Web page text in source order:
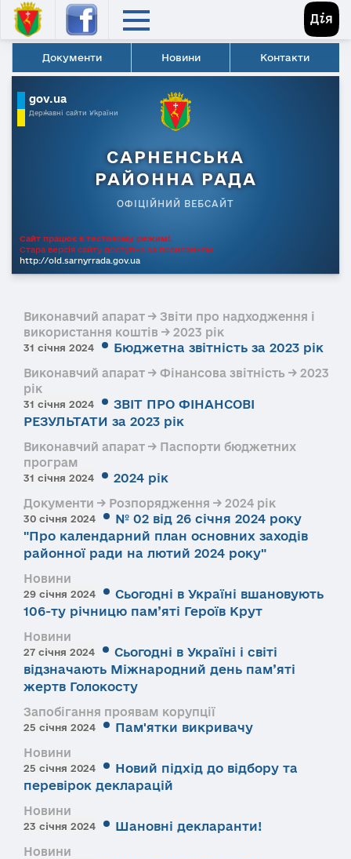
Документи Новини Контакти
gov.ua
Державні сайти України
САРНЕНСЬКА
РАЙОННА РАДА
ОФІЦІЙНИЙ ВЕБСАЙТ
Сайт працює в тестовому режимі.
Стара версія сайту доступна за посиланням
http://old.sarnyrrada.gov.ua
Виконавчий апарат → Звіти про надходження і
використання коштів → 2023 рік
31 січня 2024 Бюджетна звітність за 2023 рік
Виконавчий апарат → Фінансова звітність → 2023
рік
31 січня 2024
ЗВІТ ПРО ФІНАНСОВІ
РЕЗУЛЬТАТИ за 2023 рік
Виконавчий апарат → Паспорти бюджетних
програм
31 січня 2024 2024 рік
Документи → Розпорядження → 2024 рік
30 січня 2024
№ 02 від 26 січня 2024 року
"Про календарний план основних заходів
районної ради на лютий 2024 року"
Новини
29 січня 2024
Сьогодні в Україні вшановують
106-ту річницю пам’яті Героїв Крут
Новини
27 січня 2024
Сьогодні в Україні і світі
відзначають Міжнародний день пам’яті
жертв Голокосту
Запобігання проявам корупції
25 січня 2024 Пам'ятки викривачу
Новини
25 січня 2024
Новий підхід до відбору та
перевірок декларацій
Новини
23 січня 2024 Шановні декларанти!
Новини